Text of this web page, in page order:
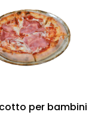
per bambini